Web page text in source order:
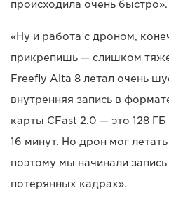
происходила очень быстро».
«Ну и работа с дроном,
прикрепишь — слишком
Freefly Alta 8 летал очень
внутренняя запись в
карты CFast 2.0 — это 128
16 минут. Но дрон мог
поэтому мы начинали
потерянных кадрах».